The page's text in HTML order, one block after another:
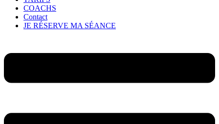
COACHS
Contact
JE RÉSERVE MA SÉANCE